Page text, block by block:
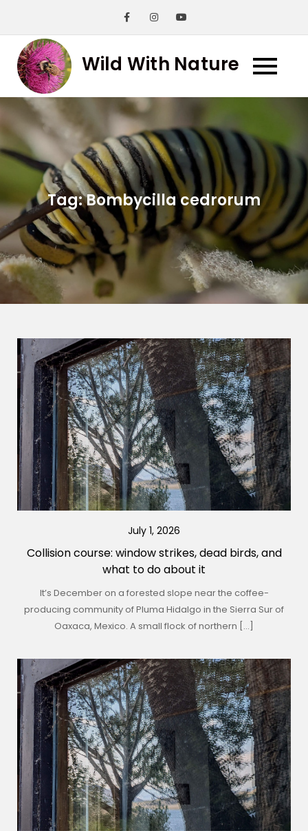
content
Wild With Nature
Tag:Bombycilla cedrorum
July 1, 2026
Collision course: window strikes, dead birds, and
what to do about it
It’s December on a forested slope near the coffee-
producing community of Pluma Hidalgo in the Sierra Sur of
Oaxaca, Mexico. A small flock of northern […]